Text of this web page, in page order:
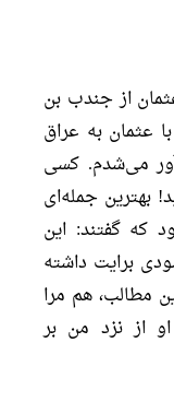
از جندب بن
عثمان به عراق
می‌شدم. کسی
بهترین جمله‌ای
که گفتند: این
برایت داشته
مطالب، هم مرا
از نزد من بر